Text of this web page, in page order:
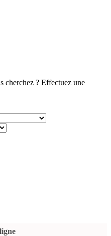
cherchez ? Effectuez une